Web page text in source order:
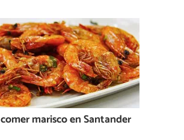
marisco en Santander